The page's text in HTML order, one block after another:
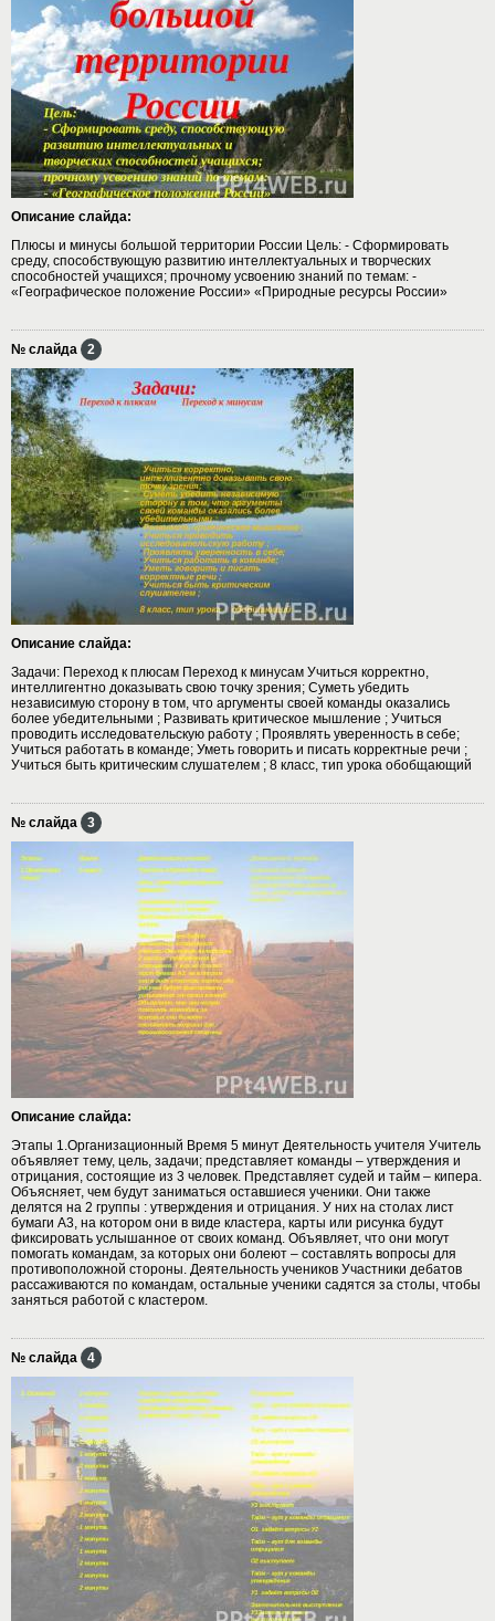
Описание слайда:
Плюсы и минусы большой территории России Цель: - Сформировать
среду, способствующую развитию интеллектуальных и творческих
способностей учащихся; прочному усвоению знаний по темам: -
«Географическое положение России» «Природные ресурсы России»
№ слайда 2
Описание слайда:
Задачи: Переход к плюсам Переход к минусам Учиться корректно,
интеллигентно доказывать свою точку зрения; Суметь убедить
независимую сторону в том, что аргументы своей команды оказались
более убедительными ; Развивать критическое мышление ; Учиться
проводить исследовательскую работу ; Проявлять уверенность в себе;
Учиться работать в команде; Уметь говорить и писать корректные речи ;
Учиться быть критическим слушателем ; 8 класс, тип урока обобщающий
№ слайда 3
Описание слайда:
Этапы 1.Организационный Время 5 минут Деятельность учителя Учитель
объявляет тему, цель, задачи; представляет команды – утверждения и
отрицания, состоящие из 3 человек. Представляет судей и тайм – кипера.
Объясняет, чем будут заниматься оставшиеся ученики. Они также
делятся на 2 группы : утверждения и отрицания. У них на столах лист
бумаги А3, на котором они в виде кластера, карты или рисунка будут
фиксировать услышанное от своих команд. Объявляет, что они могут
помогать командам, за которых они болеют – составлять вопросы для
противоположной стороны. Деятельность учеников Участники дебатов
рассаживаются по командам, остальные ученики садятся за столы, чтобы
заняться работой с кластером.
№ слайда 4